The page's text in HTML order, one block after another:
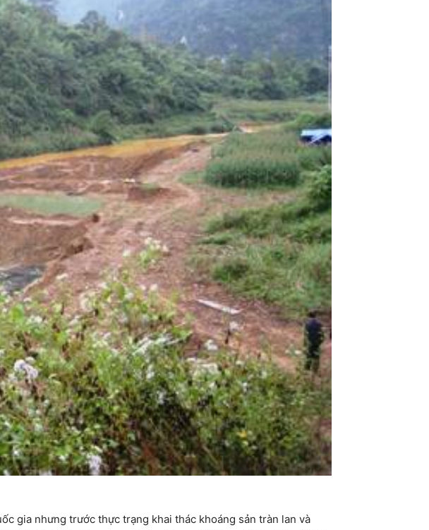
gia nhưng trước thực trạng khai thác khoáng sản tràn lan và